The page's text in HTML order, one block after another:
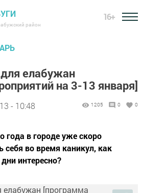
район
16+
елабужан
на 3-13 января]
- 10:48 1205 0 0
года в городе уже скоро
себя во время каникул, как
интересно?